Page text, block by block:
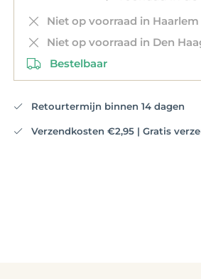
Niet op voorraad in Haarlem
Niet op voorraad in Den
Bestelbaar
Retourtermijn binnen 14 dagen
Verzendkosten €2,95 | Gratis